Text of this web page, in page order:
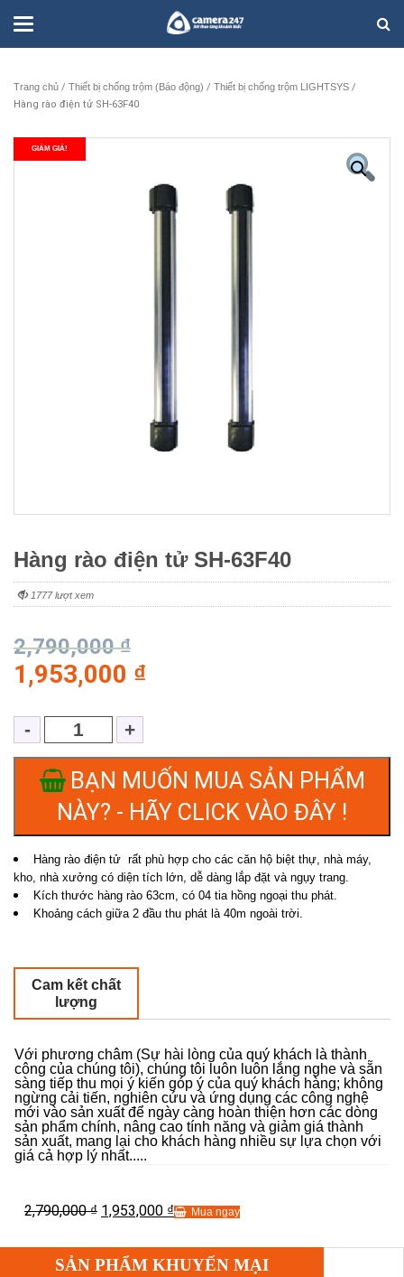
Trang chủ / Thiết bị chống trộm (Báo động) / Thiết bị chống trộm LIGHTSYS /
Hàng rào điện tử SH-63F40
GIẢM GIÁ!
Hàng rào điện tử SH-63F40
1777 lượt xem
2,790,000₫
1,953,000 ₫
BẠN MUỐN MUA SẢN PHẨM
NÀY? - HÃY CLICK VÀO ĐÂY !
Hàng rào điện tử rất phù hợp cho các căn hộ biệt thự, nhà máy,
kho, nhà xưởng có diện tích lớn, dễ dàng lắp đặt và ngụy trang.
Kích thước hàng rào 63cm, có 04 tia hồng ngoại thu phát.
Khoảng cách giữa 2 đầu thu phát là 40m ngoài trời.
Cam kết chất
lượng
Với phương châm (Sự hài lòng của quý khách là thành
công của chúng tôi), chúng tôi luôn luôn lắng nghe và sẵn
sàng tiếp thu mọi ý kiến góp ý của quý khách hàng; không
ngừng cải tiến, nghiên cứu và ứng dụng các công nghệ
mới vào sản xuất để ngày càng hoàn thiện hơn các dòng
sản phẩm chính, nâng cao tính năng và giảm giá thành
sản xuất, mang lại cho khách hàng nhiều sự lựa chọn với
giá cả hợp lý nhất.....
2,790,000₫ 1,953,000 ₫ Mua ngay
SẢN PHẨM KHUYẾN MẠI